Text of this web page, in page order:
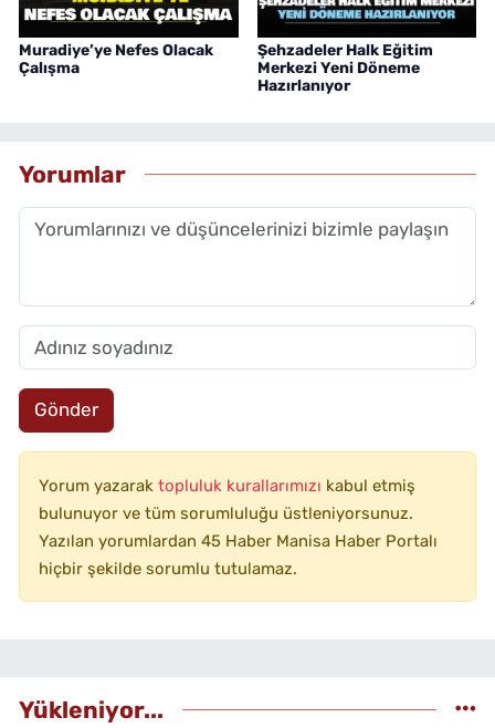
Muradiye’ye Nefes Olacak
Çalışma
Şehzadeler Halk Eğitim
Merkezi Yeni Döneme
Hazırlanıyor
Yorumlar
Gönder
Yorum yazarak topluluk kurallarımızı kabul etmiş
bulunuyor ve tüm sorumluluğu üstleniyorsunuz.
Yazılan yorumlardan 45 Haber Manisa Haber Portalı
hiçbir şekilde sorumlu tutulamaz.
Yükleniyor...